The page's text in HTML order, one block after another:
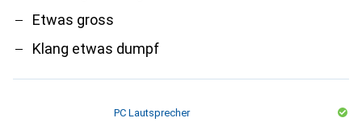
Etwas gross
Klang etwas dumpf
PC Lautsprecher